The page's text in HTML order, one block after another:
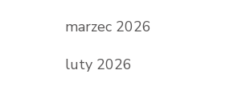
marzec 2026
luty 2026